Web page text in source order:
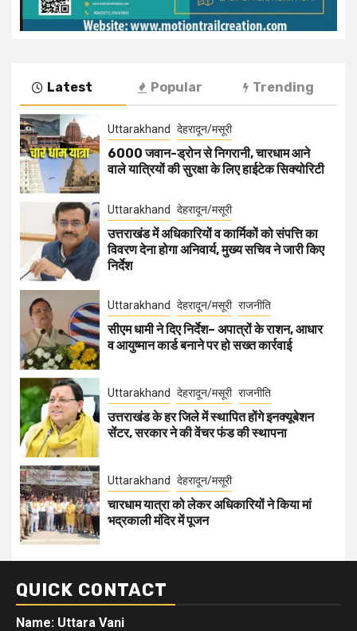
Latest Popular Trending
Uttarakhand देहरादून/मसूरी
6000 जवान-ड्रोन से निगरानी, चारधाम आने
वाले यात्रियों की सुरक्षा के लिए हाईटेक सिक्योरिटी
Uttarakhand देहरादून/मसूरी
उत्तराखंड में अधिकारियों व कार्मिकों को संपत्ति का
विवरण देना होगा अनिवार्य, मुख्य सचिव ने जारी किए
निर्देश
Uttarakhand देहरादून/मसूरी राजनीति
सीएम धामी ने दिए निर्देश– अपात्रों के राशन, आधार
व आयुष्मान कार्ड बनाने पर हो सख्त कार्रवाई
Uttarakhand देहरादून/मसूरी राजनीति
उत्तराखंड के हर जिले में स्थापित होंगे इनक्यूबेशन
सेंटर, सरकार ने की वेंचर फंड की स्थापना
Uttarakhand देहरादून/मसूरी
चारधाम यात्रा को लेकर अधिकारियों ने किया मां
भद्रकाली मंदिर में पूजन
QUICK CONTACT
Name: Uttara Vani